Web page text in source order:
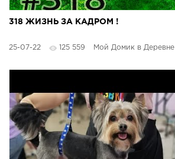
318 ЖИЗНЬ ЗА КАДРОМ !
25-07-22 125 559 Мой Домик в Деревне